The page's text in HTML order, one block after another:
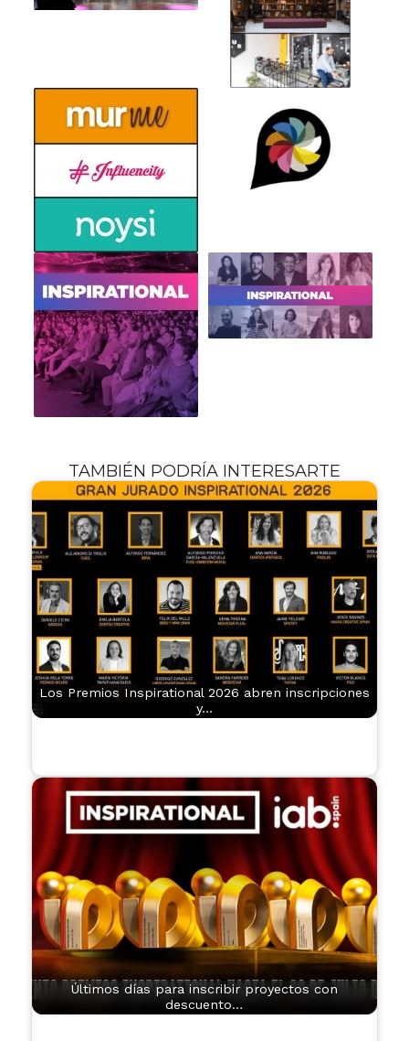
TAMBIÉN PODRÍA INTERESARTE
Los Premios Inspirational 2026 abren inscripciones
y…
Últimos días para inscribir proyectos con
descuento…